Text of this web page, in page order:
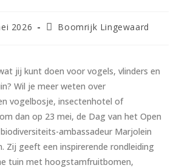
2026 Boomrijk Lingewaard
jij kunt doen voor vogels, vlinders en
Wil je meer weten over
vogelbosje, insectenhotel of
dan op 23 mei, de Dag van het Open
ambassadeur Marjolein
Zij geeft een inspirerende rondleiding
tuin met hoogstamfruitbomen,